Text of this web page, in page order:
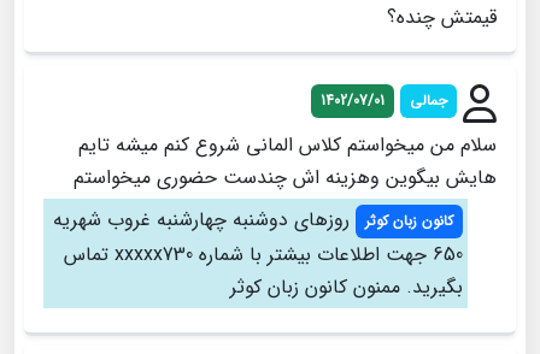
قیمتش چنده؟
جمالی 1402/07/01
سلام من میخواستم کلاس المانی شروع کنم میشه تایم
هایش بیگوین وهزینه اش چندست حضوری میخواستم
کانون زبان کوثر
روزهای دوشنبه چهارشنبه غروب شهریه
650 جهت اطلاعات بیشتر با شماره xxxxx730 تماس
بگیرید. ممنون کانون زبان کوثر